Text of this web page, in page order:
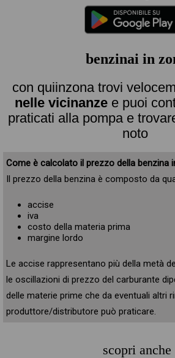
benzinai in
con quiinzona trovi
nelle vicinanze e puoi
praticati alla pompa e
noto
Come è calcolato il prezzo della benzina
Il prezzo della benzina è composto da
accise
iva
costo della materia prima
margine lordo
Le accise rappresentano più della metà
le oscillazioni di prezzo del carburante
delle materie prime che da eventuali altri
produttore/distributore può praticare.
scopri anche